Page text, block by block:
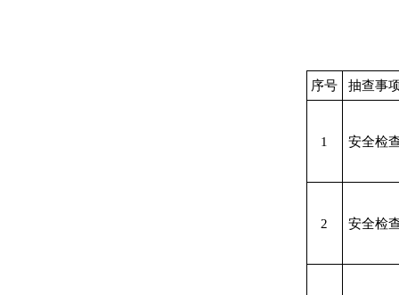
序号 抽查事
1 安全检
2 安全检